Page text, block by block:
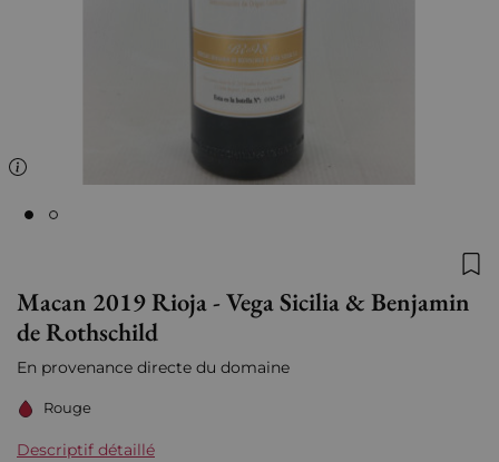
Macan 2019 Rioja - Vega Sicilia & Benjamin
de Rothschild
En provenance directe du domaine
Rouge
Descriptif détaillé